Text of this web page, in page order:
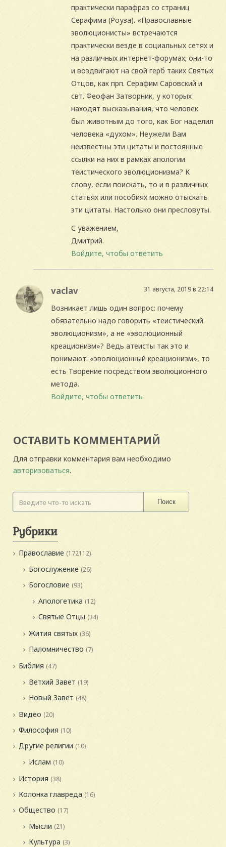
практически парафраз со страниц
Серафима (Роуза). «Православные
эволюционисты» встречаются
практически везде в социальных сетях и
на различных интернет-форумах; они-то
и воздвигают на свой герб таких Святых
Отцов, как прп. Серафим Саровский и
свт. Феофан Затворник, у которых
находят высказывания, что человек
был животным до того, как Бог наделил
человека «духом». Неужели Вам
неизвестны эти цитаты и постоянные
ссылки на них в рамках апологии
теистического эволюционизма? К
слову, если поискать, то и в различных
статьях или пособиях можно отыскать
эти цитаты. Настолько они пресловуты.
С уважением,
Дмитрий.
Войдите, чтобы ответить
vaclav 31 августа, 2019 в 22:14
Возникает лишь один вопрос: почему
обязательно надо говорить «теистический
эволюционизм», а не «эволюционный
креационизм»? Ведь атеисты так это и
понимают: «эволюционный креационизм», то
есть Творение посредством эволюционного
метода.
Войдите, чтобы ответить
ОСТАВИТЬ КОММЕНТАРИЙ
Для отправки комментария вам необходимо
авторизоваться.
Поиск
Рубрики
Православие (172112)
Богослужение (26)
Богословие (93)
Апологетика (12)
Святые Отцы (34)
Жития святых (36)
Паломничество (7)
Библия (47)
Ветхий Завет (19)
Новый Завет (48)
Видео (20)
Философия (10)
Другие религии (10)
Ислам (10)
История (38)
Колонка главреда (16)
Общество (17)
Мысли (21)
Культура (3)